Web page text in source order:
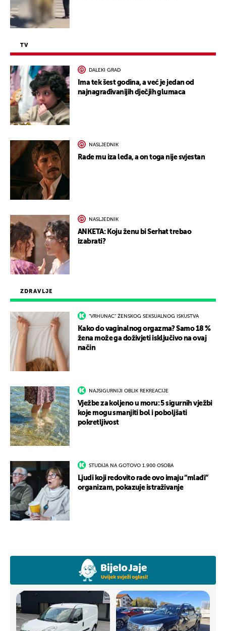
ZDRAVLJE
"VRHUNAC" ŽENSKOG SEKSUALNOG ISKUSTVA
Kako do vaginalnog orgazma? Samo 18 %
žena može ga doživjeti isključivo na ovaj
način
NAJSIGURNIJI OBLIK REKREACIJE
Vježbe za koljeno u moru: 5 sigurnih vježbi
koje mogu smanjiti bol i poboljšati
pokretljivost
STUDIJA NA GOTOVO 1.900 OSOBA
Ljudi koji redovito rade ovo imaju “mlađi”
organizam, pokazuje istraživanje
TV
DALEKI GRAD
Ima tek šest godina, a već je jedan od
najnagrađivanijih dječjih glumaca
NASLJEDNIK
Rade mu iza leđa, a on toga nije svjestan
NASLJEDNIK
ANKETA: Koju ženu bi Serhat trebao
izabrati?